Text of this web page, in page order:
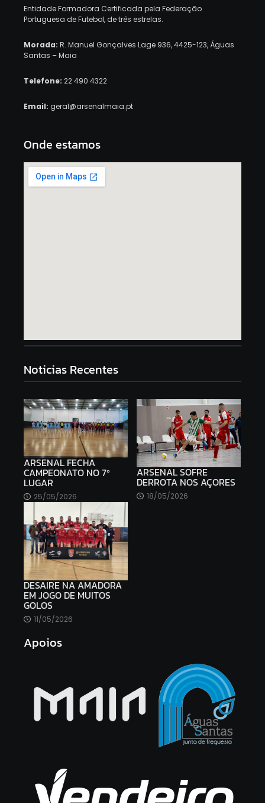
Entidade Formadora Certificada pela Federação
Portuguesa de Futebol, de três estrelas.
Morada: R. Manuel Gonçalves Lage 936, 4425-123, Águas
Santas – Maia
Telefone: 22 490 4322
Email: geral@arsenalmaia.pt
Onde estamos
Noticias Recentes
ARSENAL FECHA
CAMPEONATO NO 7º
LUGAR
25/05/2026
ARSENAL SOFRE
DERROTA NOS AÇORES
18/05/2026
DESAIRE NA AMADORA
EM JOGO DE MUITOS
GOLOS
11/05/2026
Apoios